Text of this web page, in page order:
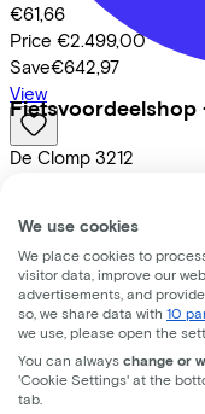
Fietsvoordeelshop
De Clomp 3212
€61,66
Price €2.499,00
Save€642,97
View
We use cookies
We place cookies to
visitor data, improve our
advertisements, and
so, we share data with 10
we use, please open the
You can always change or
'Cookie Settings' at the
tab.